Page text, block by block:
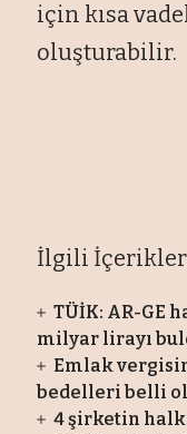
için kısa
oluşturabilir.
İlgili İçerikler
TÜİK: AR-GE
milyar lirayı
Emlak
bedelleri belli
4 şirketin